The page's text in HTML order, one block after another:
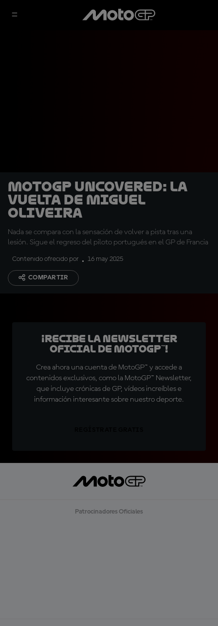
MotoGP Uncovered: La
vuelta de Miguel
Oliveira
Nada se compara con la sensación de volver a pista tras una
lesión. Sigue el regreso del piloto portugués en el GP de Francia
Contenido ofrecido por 16 may 2025
COMPARTIR
¡Recibe la Newsletter
oficial de MotoGP™!
Crea ahora una cuenta de MotoGP™ y accede a
contenidos exclusivos, como la MotoGP™ Newsletter,
que incluye crónicas de GP, vídeos increíbles e
información interesante sobre nuestro deporte.
Patrocinadores Oficiales